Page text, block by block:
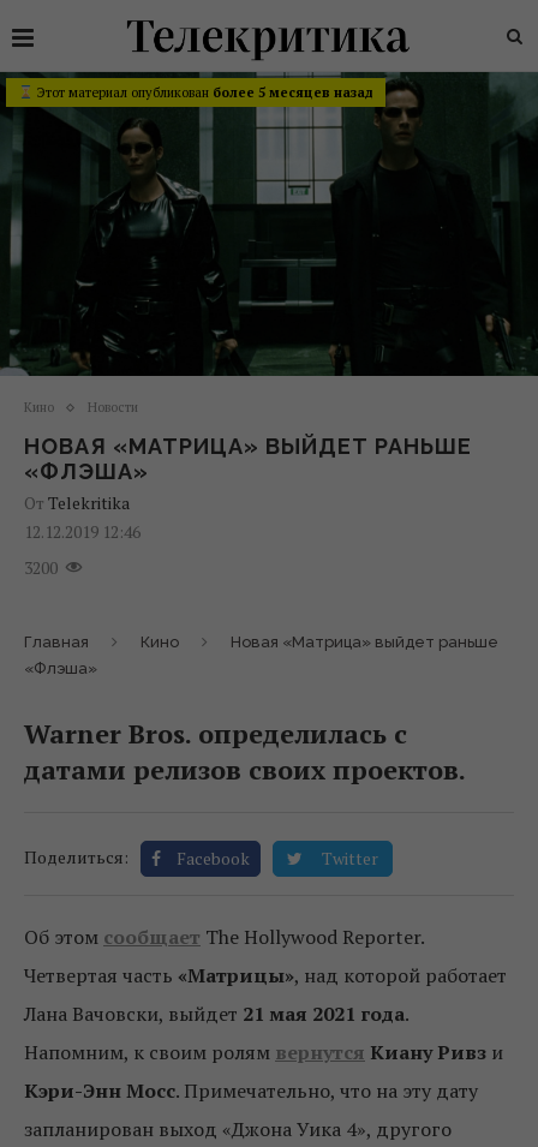
Этот материал опубликован более 5 месяцев назад
Кино Новости
НОВАЯ «МАТРИЦА» ВЫЙДЕТ РАНЬШЕ
«ФЛЭША»
От Telekritika
12.12.2019 12:46
3200
Главная Кино
Новая «Матрица» выйдет раньше
«Флэша»
Warner Bros. определилась с
датами релизов своих проектов.
Поделиться: Facebook Twitter
Об этом сообщает The Hollywood Reporter.
Четвертая часть «Матрицы», над которой работает
Лана Вачовски, выйдет 21 мая 2021 года.
Напомним, к своим ролям вернутся Киану Ривз и
Кэри-Энн Мосс. Примечательно, что на эту дату
запланирован выход «Джона Уика 4», другого